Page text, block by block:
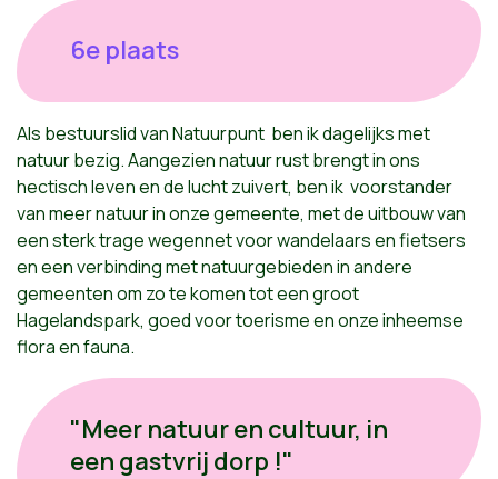
6e plaats
Als bestuurslid vanNatuurpunt benik dagelijks met
natuur bezig.Aangezien natuur rust brengt in ons
hectisch leven en de lucht zuivert, benik voorstander
van meer natuur in onze gemeente, met de uitbouw van
een sterk trage wegennet voor wandelaars en fietsers
en een verbinding met natuurgebieden in andere
gemeenten om zo te komen tot een groot
Hagelandspark, goed voor toerisme en onze inheemse
flora en fauna.
"Meer natuur en cultuur, in
een gastvrij dorp !"